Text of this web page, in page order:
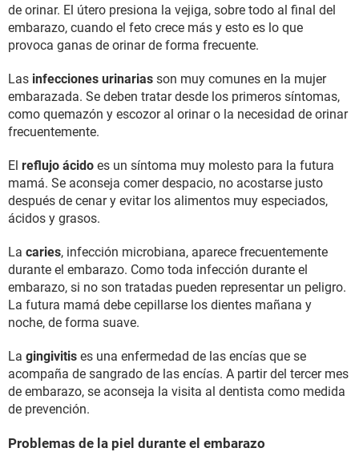
de orinar. El útero presiona la vejiga, sobre todo al final del
embarazo, cuando el feto crece más y esto es lo que
provoca ganas de orinar de forma frecuente.
Las infecciones urinarias son muy comunes en la mujer
embarazada. Se deben tratar desde los primeros síntomas,
como quemazón y escozor al orinar o la necesidad de orinar
frecuentemente.
El reflujo ácido es un síntoma muy molesto para la futura
mamá. Se aconseja comer despacio, no acostarse justo
después de cenar y evitar los alimentos muy especiados,
ácidos y grasos.
La caries, infección microbiana, aparece frecuentemente
durante el embarazo. Como toda infección durante el
embarazo, si no son tratadas pueden representar un peligro.
La futura mamá debe cepillarse los dientes mañana y
noche, de forma suave.
La gingivitis es una enfermedad de las encías que se
acompaña de sangrado de las encías. A partir del tercer mes
de embarazo, se aconseja la visita al dentista como medida
de prevención.
Problemas de la piel durante el embarazo